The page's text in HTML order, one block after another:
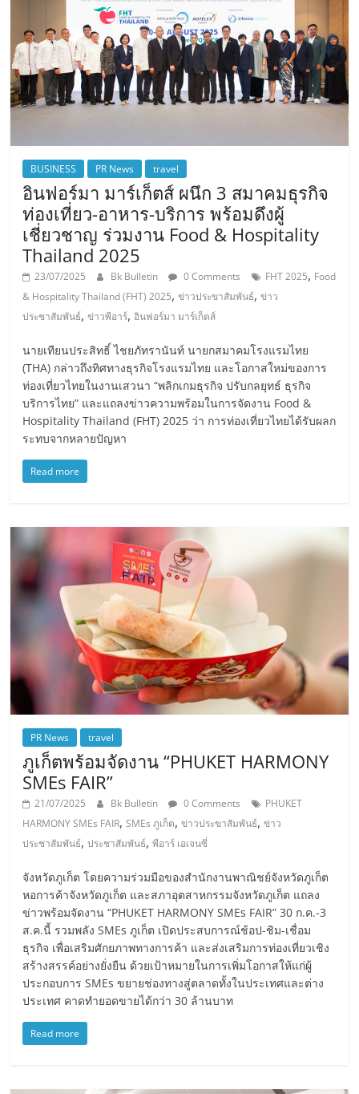
BUSINESS PR News travel
อินฟอร์มา มาร์เก็ตส์ ผนึก 3 สมาคมธุรกิจ
ท่องเที่ยว-อาหาร-บริการ พร้อมดึงผู้
เชี่ยวชาญ ร่วมงาน Food & Hospitality
Thailand 2025
23/07/2025 Bk Bulletin 0 Comments FHT 2025, Food
& Hospitality Thailand (FHT) 2025,ข่าวประขาสัมพันธ์,ข่าว
ประชาสัมพันธ์,ข่าวพีอาร์,อินฟอร์มา มาร์เก็ตส์
นายเทียนประสิทธิ์ ไชยภัทรานันท์ นายกสมาคมโรงแรมไทย
(THA) กล่าวถึงทิศทางธุรกิจโรงแรมไทย และโอกาสใหม่ของการ
ท่องเที่ยวไทยในงานเสวนา “พลิกเกมธุรกิจ ปรับกลยุทธ์ ธุรกิจ
บริการไทย” และแถลงข่าวความพร้อมในการจัดงาน Food &
Hospitality Thailand (FHT) 2025 ว่า การท่องเที่ยวไทยได้รับผลก
ระทบจากหลายปัญหา
Read more
PR News travel
ภูเก็ตพร้อมจัดงาน “PHUKET HARMONY
SMEs FAIR”
21/07/2025 Bk Bulletin 0 Comments
PHUKET
HARMONY SMEs FAIR,SMEs ภูเก็ต,ข่าวประขาสัมพันธ์,ข่าว
ประชาสัมพันธ์,ประชาสัมพันธ์,พีอาร์ เอเจนซี่
จังหวัดภูเก็ต โดยความร่วมมือของสำนักงานพาณิชย์จังหวัดภูเก็ต
หอการค้าจังหวัดภูเก็ต และสภาอุตสาหกรรมจังหวัดภูเก็ต แถลง
ข่าวพร้อมจัดงาน “PHUKET HARMONY SMEs FAIR” 30 ก.ค.-3
ส.ค.นี้ รวมพลัง SMEs ภูเก็ต เปิดประสบการณ์ช้อป-ชิม-เชื่อม
ธุรกิจ เพื่อเสริมศักยภาพทางการค้า และส่งเสริมการท่องเที่ยวเชิง
สร้างสรรค์อย่างยั่งยืน ด้วยเป้าหมายในการเพิ่มโอกาสให้แก่ผู้
ประกอบการ SMEs ขยายช่องทางสู่ตลาดทั้งในประเทศและต่าง
ประเทศ คาดทำยอดขายได้กว่า 30 ล้านบาท
Read more